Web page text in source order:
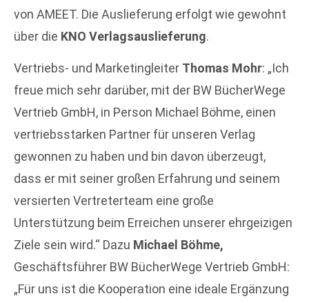
von AMEET. Die Auslieferung erfolgt wie gewohnt
über die KNO Verlagsauslieferung.
Vertriebs- und Marketingleiter Thomas Mohr: „Ich
freue mich sehr darüber, mit der BW BücherWege
Vertrieb GmbH, in Person Michael Böhme, einen
vertriebsstarken Partner für unseren Verlag
gewonnen zu haben und bin davon überzeugt,
dass er mit seiner großen Erfahrung und seinem
versierten Vertreterteam eine große
Unterstützung beim Erreichen unserer ehrgeizigen
Ziele sein wird.“ Dazu Michael Böhme,
Geschäftsführer BW BücherWege Vertrieb GmbH:
„Für uns ist die Kooperation eine ideale Ergänzung